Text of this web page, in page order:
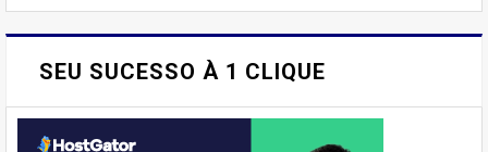
SEU SUCESSO À 1 CLIQUE